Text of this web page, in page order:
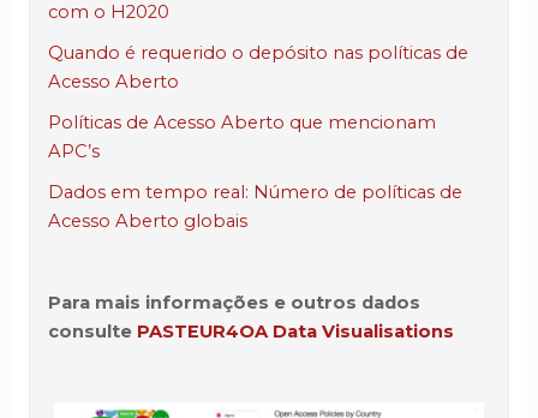
com o H2020
Quando é requerido o depósito nas políticas de
Acesso Aberto
Políticas de Acesso Aberto que mencionam
APC’s
Dados em tempo real: Número de políticas de
Acesso Aberto globais
Para mais informações e outros dados
consulte PASTEUR4OA Data Visualisations